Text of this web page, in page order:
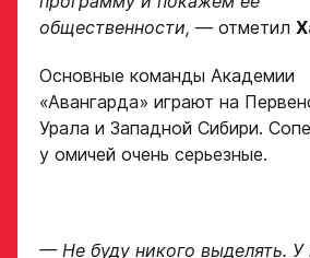
общественности, — отметил
Основные команды Академии
«Авангарда» играют на
Урала и Западной Сибири.
у омичей очень серьезные.
— Не буду никого выделять. У